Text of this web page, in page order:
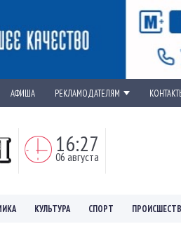
АФИША РЕКЛАМОДАТЕЛЯМ
16:27
06 августа
КУЛЬТУРА СПОРТ